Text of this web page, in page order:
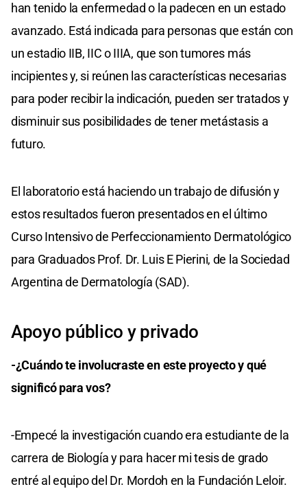
han tenido la enfermedad o la padecen en un estado
avanzado. Está indicada para personas que están con
un estadio IIB, IIC o IIIA, que son tumores más
incipientes y, si reúnen las características necesarias
para poder recibir la indicación, pueden ser tratados y
disminuir sus posibilidades de tener metástasis a
futuro.
El laboratorio está haciendo un trabajo de difusión y
estos resultados fueron presentados en el último
Curso Intensivo de Perfeccionamiento Dermatológico
para Graduados Prof. Dr. Luis E Pierini, de la Sociedad
Argentina de Dermatología (SAD).
Apoyo público y privado
-¿Cuándo te involucraste en este proyecto y qué
significó para vos?
-Empecé la investigación cuando era estudiante de la
carrera de Biología y para hacer mi tesis de grado
entré al equipo del Dr. Mordoh en la Fundación Leloir.